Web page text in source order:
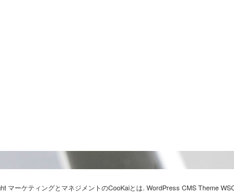
マーケティングとマネジメントのCooKaiとは. WordPress CMS Theme